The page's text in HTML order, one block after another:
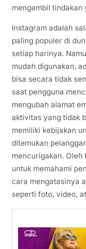
mengambil tindakan
Instagram adalah
paling populer di
setiap harinya.
mudah digunakan,
bisa secara tidak
saat pengguna
mengubah alamat
aktivitas yang tidak
memiliki kebijakan
ditemukan
mencurigakan. Oleh
untuk memahami
cara mengatasinya
seperti foto, video,